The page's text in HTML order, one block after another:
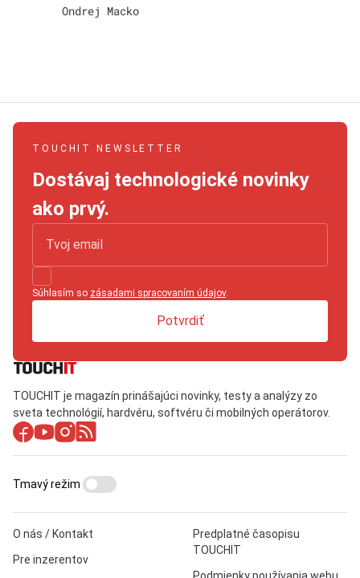
Ondrej Macko
TOUCHIT NEWSLETTER
Dostávaj technologické novinky
ako prvý.
Súhlasím so zásadami spracovaním údajov.
Potvrdiť
TOUCHIT je magazín prinášajúci novinky, testy a analýzy zo
sveta technológií, hardvéru, softvéru či mobilných operátorov.
O nás / Kontakt
Pre inzerentov
Predplatné časopisu
TOUCHIT
Tmavý režim